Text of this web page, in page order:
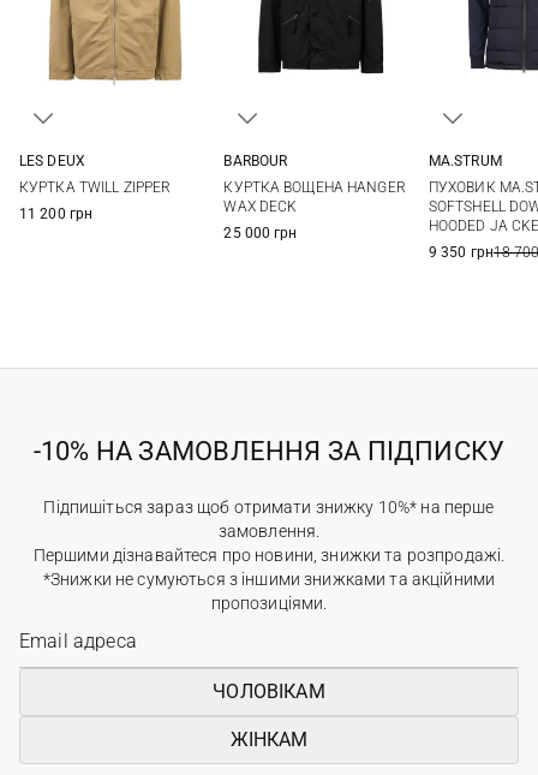
LES DEUX
КУРТКА TWILL ZIPPER
11 200 грн
BARBOUR
КУРТКА ВОЩЕНА HANGER
WAX DECK
25 000 грн
XL
MA.STRUM
ПУХОВИК
SOFTSHELL
HOODED JA
9 350 грн18
-10% НА ЗАМОВЛЕННЯ ЗА ПІДПИСКУ
Підпишіться зараз щоб отримати знижку 10%* на перше
замовлення.
Першими дізнавайтеся про новини, знижки та розпродажі.
*Знижки не сумуються з іншими знижками та акційними
пропозиціями.
ЧОЛОВІКАМ
ЖІНКАМ